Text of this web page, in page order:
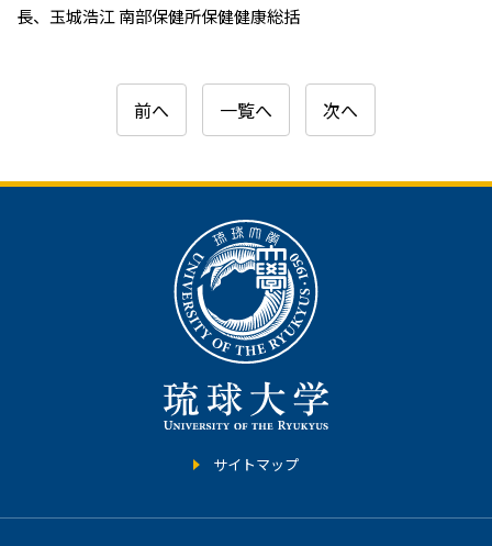
長、玉城浩江 南部保健所保健健康総括
前へ 一覧へ 次へ
サイトマップ